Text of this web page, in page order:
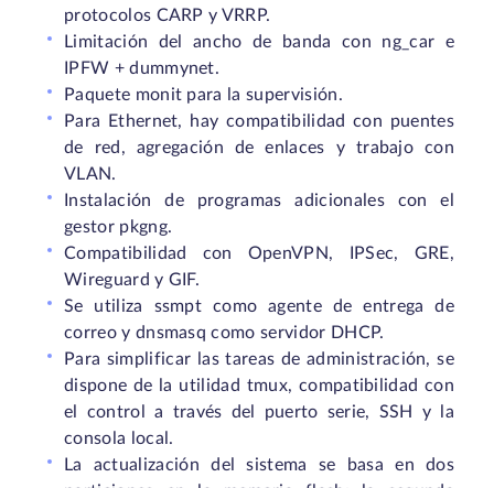
protocolos CARP y VRRP.
Limitación del ancho de banda con ng_car e
IPFW + dummynet.
Paquete monit para la supervisión.
Para Ethernet, hay compatibilidad con puentes
de red, agregación de enlaces y trabajo con
VLAN.
Instalación de programas adicionales con el
gestor pkgng.
Compatibilidad con OpenVPN, IPSec, GRE,
Wireguard y GIF.
Se utiliza ssmpt como agente de entrega de
correo y dnsmasq como servidor DHCP.
Para simplificar las tareas de administración, se
dispone de la utilidad tmux, compatibilidad con
el control a través del puerto serie, SSH y la
consola local.
La actualización del sistema se basa en dos